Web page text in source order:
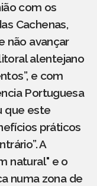
com os
Cachenas,
não avançar
alentejano
e com
Portuguesa
que este
práticos
A
natural" e o
numa zona de